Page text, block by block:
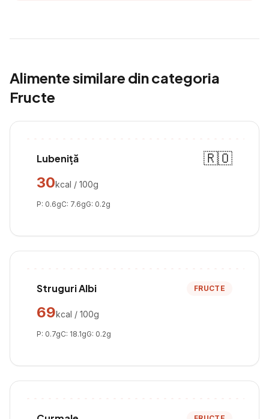
Alimente similare din categoria
Fructe
Lubeniță
🇷🇴
30kcal / 100g
P: 0.6gC: 7.6gG: 0.2g
Struguri Albi FRUCTE
69kcal / 100g
P: 0.7gC: 18.1gG: 0.2g